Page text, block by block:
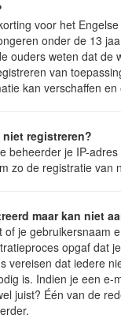
voor het
onder de 13
ouders weten dat de
van
kan verschaffen
niet registreren?
beheerder je IP-
zo de registratie
maar kan niet
of je gebruikersnaam
opgaf dat
vereisen dat iedere
is. Indien je een e-
juist? Één van de